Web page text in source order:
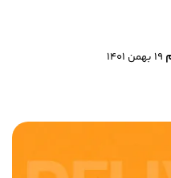
19 بهمن 1401